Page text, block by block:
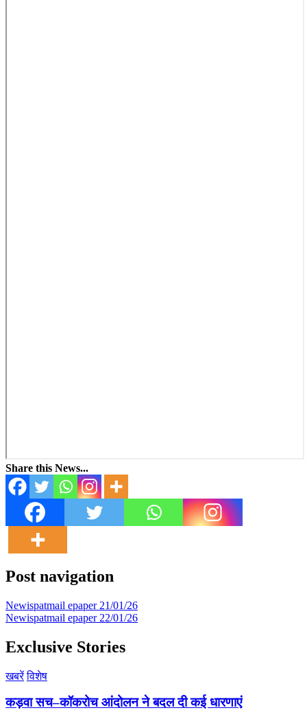
Share this News...
Post navigation
Newispatmail epaper 21/01/26
Newispatmail epaper 22/01/26
Exclusive Stories
खबरें विशेष
कड़वा सच–कॉकरोच आंदोलन ने बदल दी कई धारणाएं